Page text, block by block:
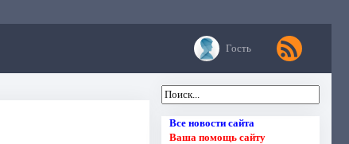
Гость
Все новости сайта
Ваша помощь сайту